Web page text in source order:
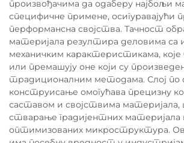
произвођачима да одаберу најбољи
специфичне примене, осигуравајући
перформансна својства. Тачност
материјала резултира деловима са
механичким карактеристикама,
или премашују оне који су
традиционалним методама. Слој по
конструисање омогућава прецизну
саставом и својствима материјала,
стварање градијентних материјала
оптимизованих микроструктура.